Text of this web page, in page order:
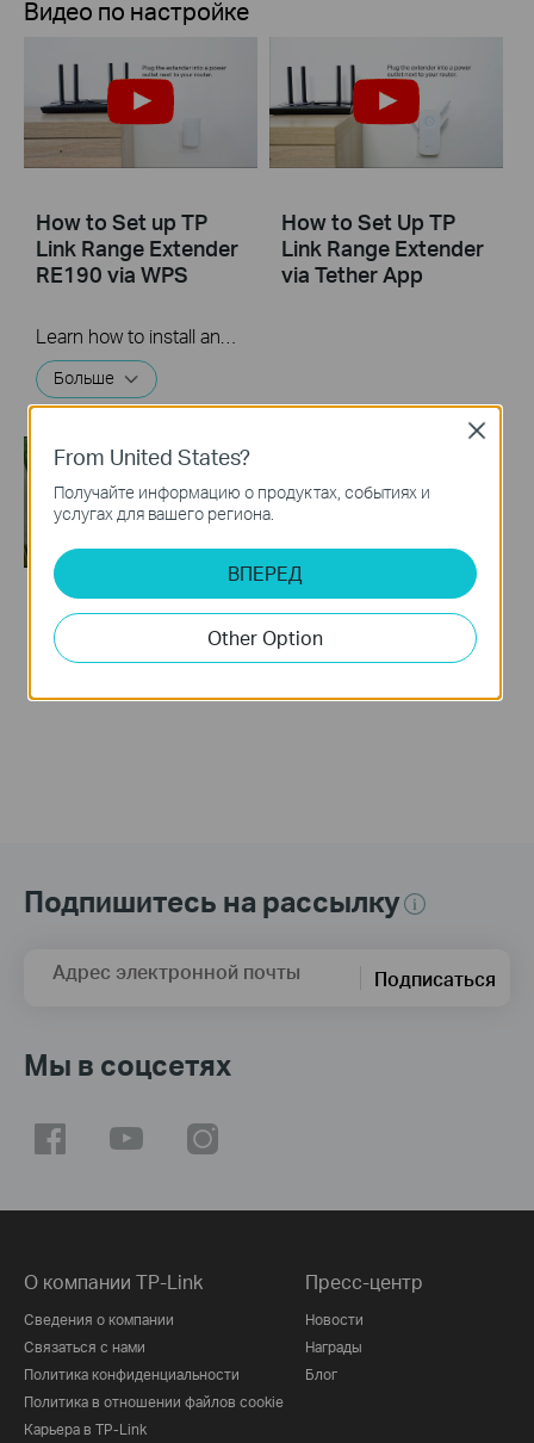
Видео по настройке
How to Set up TP
Link Range Extender
RE190 via WPS
Больше
How to Set Up TP
Link Range Extender
via Tether App
Настройка
усилителя через
Подпишитесь на рассылку
Адрес электронной почты Подписаться
Мы в соцсетях
О компании TP-Link
Сведения о компании
Связаться с нами
Политика конфиденциальности
Политика в отношении файлов cookie
Карьера в TP-Link
Пресс-центр
Новости
Награды
Блог
From United States?
Получайте информацию о продуктах, событиях и
услугах для вашего региона.
ВПЕРЕД
Other Option
Close